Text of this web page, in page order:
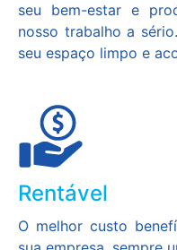
seu bem-estar e
nosso trabalho a
seu espaço limpo e
Rentável
O melhor custo